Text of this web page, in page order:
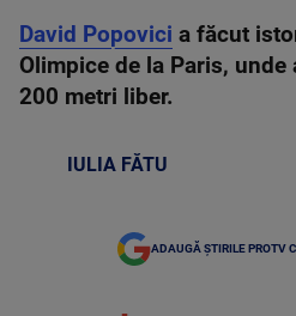
David Popovici a făcut
Olimpice de la Paris,
200 metri liber.
IULIA FĂTU
ADAUGĂ ȘTIRILE PROTV